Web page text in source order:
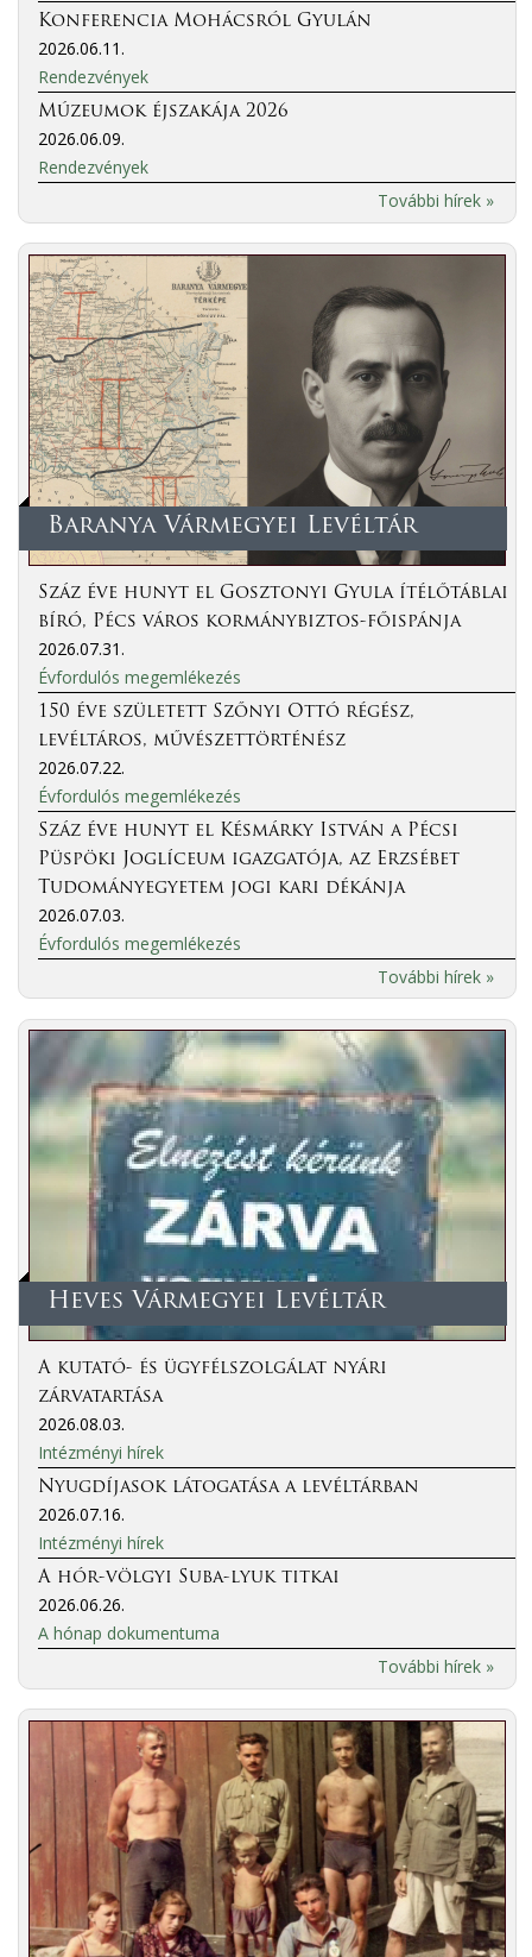
Konferencia Mohácsról Gyulán
2026.06.11.
Rendezvények
Múzeumok éjszakája 2026
2026.06.09.
Rendezvények
További hírek »
Baranya Vármegyei Levéltár
Száz éve hunyt el Gosztonyi Gyula ítélőtáblai
bíró, Pécs város kormánybiztos-főispánja
2026.07.31.
Évfordulós megemlékezés
150 éve született Szőnyi Ottó régész,
levéltáros, művészettörténész
2026.07.22.
Évfordulós megemlékezés
Száz éve hunyt el Késmárky István a Pécsi
Püspöki Joglíceum igazgatója, az Erzsébet
Tudományegyetem jogi kari dékánja
2026.07.03.
Évfordulós megemlékezés
További hírek »
Heves Vármegyei Levéltár
A kutató- és ügyfélszolgálat nyári
zárvatartása
2026.08.03.
Intézményi hírek
Nyugdíjasok látogatása a levéltárban
2026.07.16.
Intézményi hírek
A hór-völgyi Suba-lyuk titkai
2026.06.26.
A hónap dokumentuma
További hírek »